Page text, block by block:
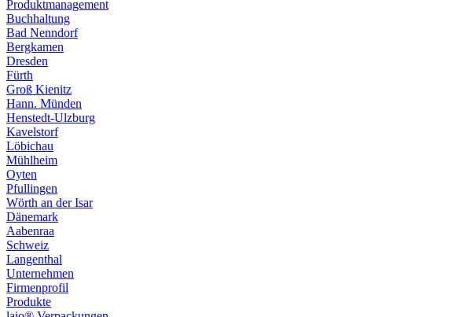
Produktmanagement
Buchhaltung
Bad Nenndorf
Bergkamen
Dresden
Fürth
Groß Kienitz
Hann. Münden
Henstedt-Ulzburg
Kavelstorf
Löbichau
Mühlheim
Oyten
Pfullingen
Wörth an der Isar
Dänemark
Aabenraa
Schweiz
Langenthal
Unternehmen
Firmenprofil
Produkte